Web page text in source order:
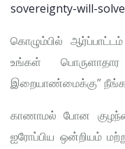
sovereignty-will-
கொழும்பில்
உங்கள்
இறையாண்மைக்கு”
காணாமல் போன
ஐரோப்பிய ஒன்றியம்